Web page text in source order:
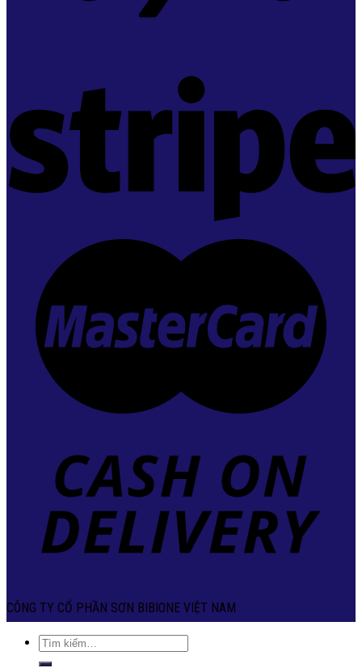
CÔNG TY CỔ PHẦN SƠN BIBIONE VIỆT NAM
Tìm
kiếm: